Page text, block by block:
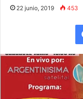
22 junio, 2019 453